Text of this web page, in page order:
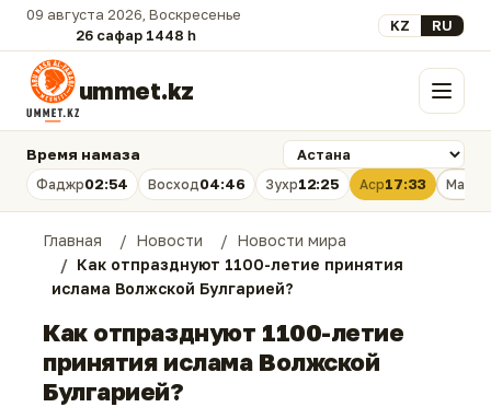
09 августа 2026, Воскресенье
26 сафар 1448 һ.
Выберите язык
KZ RU
ummet.kz Меню
Время намаза
Фаджр02:54 Восход04:46 Зухр12:25 Аср17:33
Главная Новости
Новости мира
Как отпразднуют 1100-летие принятия
ислама Волжской Булгарией?
Как отпразднуют 1100-летие
принятия ислама Волжской
Булгарией?